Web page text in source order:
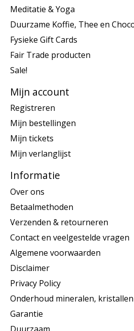
Meditatie & Yoga
Duurzame Koffie, Thee en
Fysieke Gift Cards
Fair Trade producten
Sale!
Mijn account
Registreren
Mijn bestellingen
Mijn tickets
Mijn verlanglijst
Informatie
Over ons
Betaalmethoden
Verzenden & retourneren
Contact en veelgestelde vragen
Algemene voorwaarden
Disclaimer
Privacy Policy
Onderhoud mineralen,
Garantie